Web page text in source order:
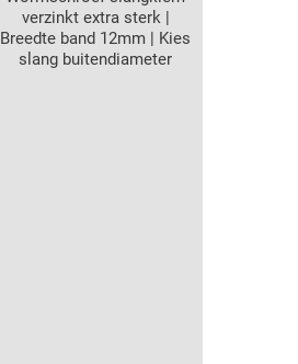
verzinkt extra sterk |
Breedte band 12mm | Kies
slang buitendiameter